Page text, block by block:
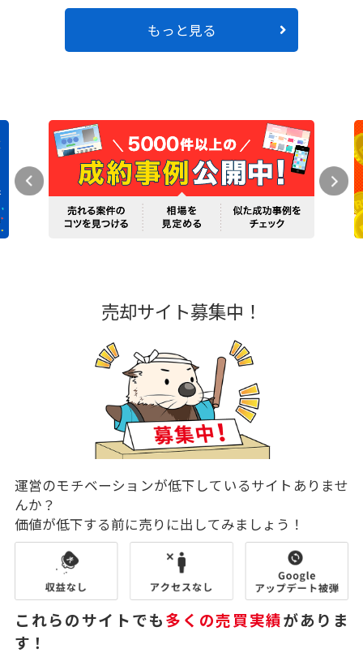
もっと見る
売却サイト募集中！
運営のモチベーションが低下しているサイトありませ
んか？
価値が低下する前に売りに出してみましょう！
これらのサイトでも多くの売買実績がありま
す！